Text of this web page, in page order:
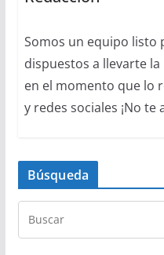
Somos un equipo listo
dispuestos a llevarte
en el momento que lo
y redes sociales ¡No
Búsqueda